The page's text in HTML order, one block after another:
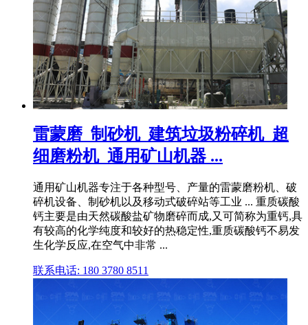
雷蒙磨_制砂机_建筑垃圾粉碎机_超
细磨粉机_通用矿山机器 ...
通用矿山机器专注于各种型号、产量的雷蒙磨粉机、破
碎机设备、制砂机以及移动式破碎站等工业 ... 重质碳酸
钙主要是由天然碳酸盐矿物磨碎而成,又可简称为重钙,具
有较高的化学纯度和较好的热稳定性,重质碳酸钙不易发
生化学反应,在空气中非常 ...
联系电话: 180 3780 8511